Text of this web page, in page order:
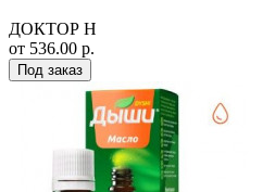
ДОКТОР Н
от 536.00 р.
Под заказ